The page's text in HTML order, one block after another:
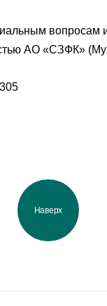
вопросам
АО «СЗФК»
Наверх